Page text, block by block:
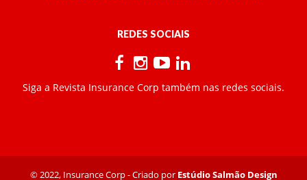
REDES SOCIAIS
Siga a Revista Insurance Corp também nas redes sociais.
© 2022, Insurance Corp - Criado por Estúdio Salmão Design